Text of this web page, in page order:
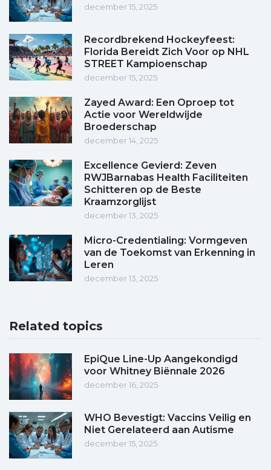
december 15, 2025
Recordbrekend Hockeyfeest:
Florida Bereidt Zich Voor op NHL
STREET Kampioenschap
december 15, 2025
Zayed Award: Een Oproep tot
Actie voor Wereldwijde
Broederschap
december 14, 2025
Excellence Gevierd: Zeven
RWJBarnabas Health Faciliteiten
Schitteren op de Beste
Kraamzorglijst
december 13, 2025
Micro-Credentialing: Vormgeven
van de Toekomst van Erkenning in
Leren
december 13, 2025
Related topics
EpiQue Line-Up Aangekondigd
voor Whitney Biënnale 2026
december 16, 2025
WHO Bevestigt: Vaccins Veilig en
Niet Gerelateerd aan Autisme
december 15, 2025